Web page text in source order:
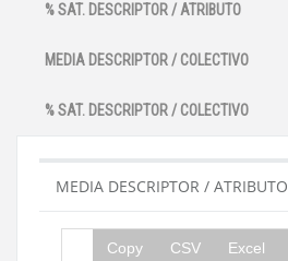
% SAT. DESCRIPTOR / ATRIBUTO
MEDIA DESCRIPTOR / COLECTIVO
% SAT. DESCRIPTOR / COLECTIVO
MEDIA DESCRIPTOR / ATRIBUTO
Copy CSV Excel